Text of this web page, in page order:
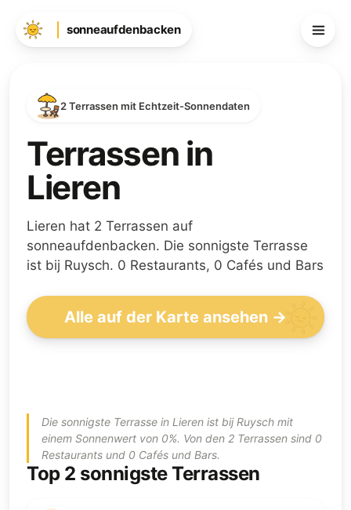
sonneaufdenbacken
2 Terrassen mit Echtzeit-Sonnendaten
Terrassen in
Lieren
Lieren hat 2 Terrassen auf
sonneaufdenbacken. Die sonnigste Terrasse
ist bij Ruysch. 0 Restaurants, 0 Cafés und Bars
Alle auf der Karte ansehen →
Die sonnigste Terrasse in Lieren ist bij Ruysch mit
einem Sonnenwert von 0%. Von den 2 Terrassen sind 0
Restaurants und 0 Cafés und Bars.
Top 2 sonnigste Terrassen